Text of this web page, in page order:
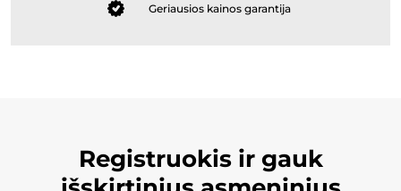
Geriausios kainos garantija
Registruokis ir gauk